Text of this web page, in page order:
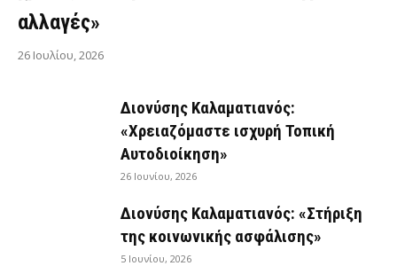
αλλαγές»
26 Ιουλίου, 2026
Διονύσης Καλαματιανός:
«Χρειαζόμαστε ισχυρή Τοπική
Αυτοδιοίκηση»
26 Ιουνίου, 2026
Διονύσης Καλαματιανός: «Στήριξη
της κοινωνικής ασφάλισης»
5 Ιουνίου, 2026